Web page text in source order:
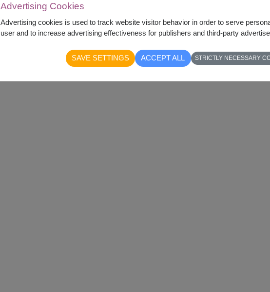
Advertising Cookies
Advertising cookies is used to track website visitor behavior in order to serve
user and to increase advertising effectiveness for publishers and third-party
SAVE SETTINGS ACCEPT ALL STRICTLY NECESSARY